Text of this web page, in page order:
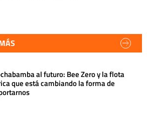
al futuro: Bee Zero y la flota
que está cambiando la forma de